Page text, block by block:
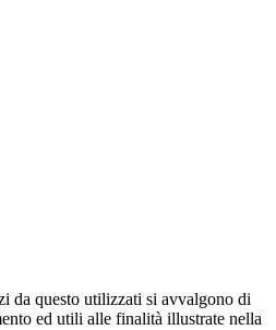
da questo utilizzati si avvalgono di
ed utili alle finalità illustrate nella